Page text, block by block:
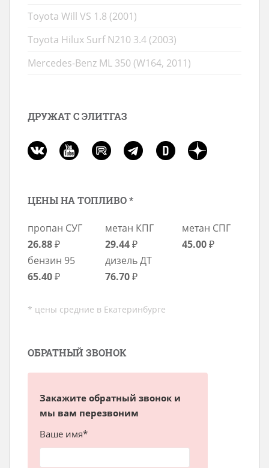
Toyota Will VS 1.8 (2001)
Toyota Hilux Surf N210 3.4 (2003)
Mercedes-Benz ML 350 (W164, 2011)
ДРУЖАТ С ЭЛИТГАЗ
ЦЕНЫ НА ТОПЛИВО *
пропан СУГ
26.88₽
метан КПГ
29.44₽
метан СПГ
45.00₽
бензин 95
65.40₽
дизель ДТ
76.70₽
* цены средние в Екатеринбурге
ОБРАТНЫЙ ЗВОНОК
Закажите обратный звонок и
мы вам перезвоним
Ваше имя*